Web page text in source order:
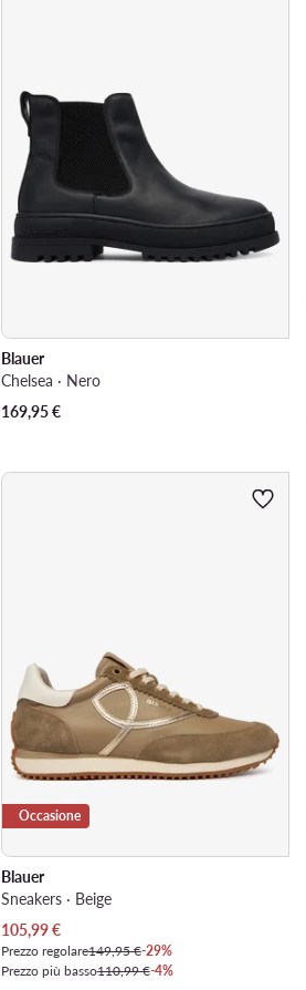
Blauer
Chelsea · Nero
169,95€
Occasione
Blauer
Sneakers · Beige
Prezzo attuale
105,99€
Prezzo regolare149,95 €-29%
Prezzo più basso110,99 €-4%